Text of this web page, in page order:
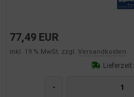
77,49 EUR
inkl. 19 % MwSt. zzgl. Versandkosten
Lieferzeit:
-